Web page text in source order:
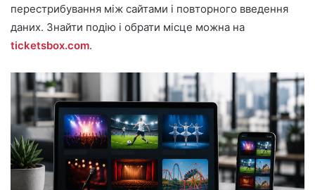
перестрибування між сайтами і повторного введення
даних. Знайти подію і обрати місце можна на
ticketsbox.com.